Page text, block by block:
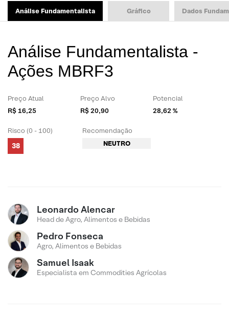
Análise Fundamentalista Gráfico Dados
Análise Fundamentalista -
Ações MBRF3
Preço Atual
R$ 16,25
Preço Alvo
R$ 20,90
Potencial
28,62 %
Risco (0 - 100)
38
Recomendação
NEUTRO
Leonardo Alencar
Head de Agro, Alimentos e Bebidas
Pedro Fonseca
Agro, Alimentos e Bebidas
Samuel Isaak
Especialista em Commodities Agrícolas